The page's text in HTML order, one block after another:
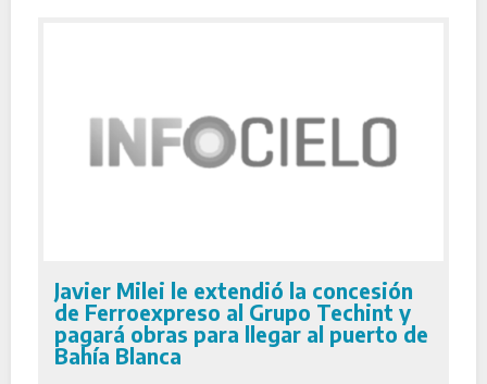
Javier Milei le extendió la concesión
de Ferroexpreso al Grupo Techint y
pagará obras para llegar al puerto de
Bahía Blanca